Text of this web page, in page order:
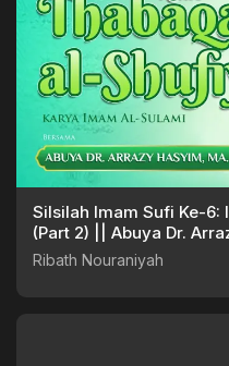
Silsilah Imam Sufi Ke-
(Part 2) || Abuya Dr.
Ribath Nouraniyah